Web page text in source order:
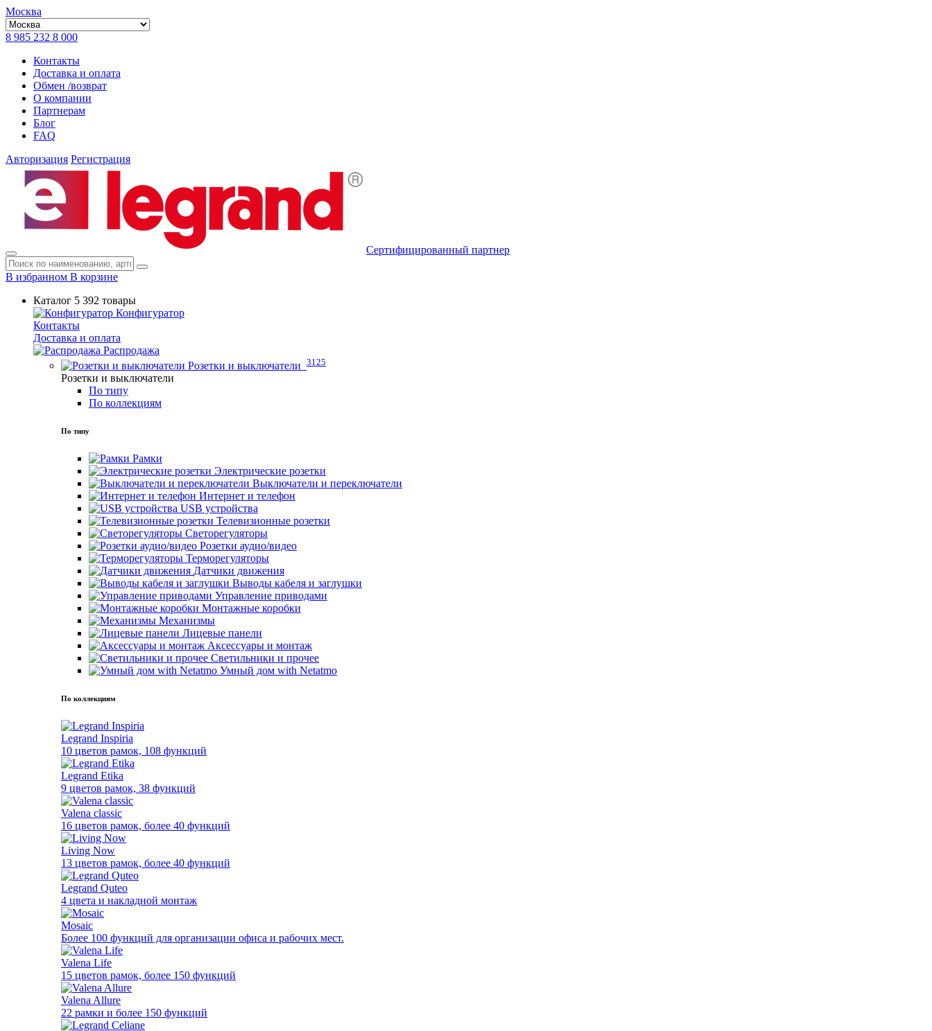
Москва
8 985 232 8 000
Контакты
Доставка и оплата
Обмен /возврат
О компании
Партнерам
Блог
FAQ
Авторизация Регистрация
Сертифицированный партнер
В избранном В корзине
Каталог 5 392 товары
Конфигуратор
Контакты
Доставка и оплата
Распродажа
Розетки и выключатели 3125
Розетки и выключатели
По типу
По коллекциям
По типу
Рамки
Электрические розетки
Выключатели и переключатели
Интернет и телефон
USB устройства
Телевизионные розетки
Светорегуляторы
Розетки аудио/видео
Терморегуляторы
Датчики движения
Выводы кабеля и заглушки
Управление приводами
Монтажные коробки
Механизмы
Лицевые панели
Аксессуары и монтаж
Светильники и прочее
Умный дом with Netatmo
По коллекциям
Legrand Inspiria
10 цветов рамок, 108 функций
Legrand Etika
9 цветов рамок, 38 функций
Valena classic
16 цветов рамок, более 40 функций
Living Now
13 цветов рамок, более 40 функций
Legrand Quteo
4 цвета и накладной монтаж
Mosaic
Более 100 функций для организации офиса и рабочих мест.
Valena Life
15 цветов рамок, более 150 функций
Valena Allure
22 рамки и более 150 функций